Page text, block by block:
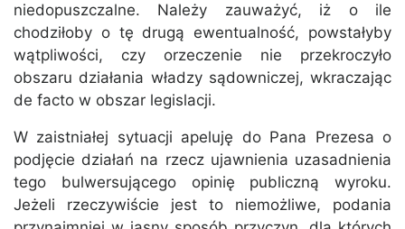
niedopuszczalne. Należy zauważyć, iż o ile
chodziłoby o tę drugą ewentualność, powstałyby
wątpliwości, czy orzeczenie nie przekroczyło
obszaru działania władzy sądowniczej, wkraczając
de facto w obszar legislacji.
W zaistniałej sytuacji apeluję do Pana Prezesa o
podjęcie działań na rzecz ujawnienia uzasadnienia
tego bulwersującego opinię publiczną wyroku.
Jeżeli rzeczywiście jest to niemożliwe, podania